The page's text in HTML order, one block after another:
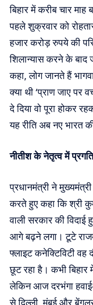
बिहार में करीब चार माह
पहले शुक्रवार को
हजार करोड़ रुपये की
शिलान्यास करने के
कहा, लोग जानते हैं
क्या थी ‘प्राण जाए पर
दे दिया वो पूरा होकर
यह रीति अब नए भारत
नीतीश के नेतृत्व में
प्रधानमंत्री ने
करते हुए कहा कि श्री
वाली सरकार की विदाई
आगे बढ़ने लगा। टूटे
फ्लाइट कनेक्टिविटी वह
छूट रहा है। कभी बिहार
लेकिन आज दरभंगा
से दिल्ली, मुंबई और